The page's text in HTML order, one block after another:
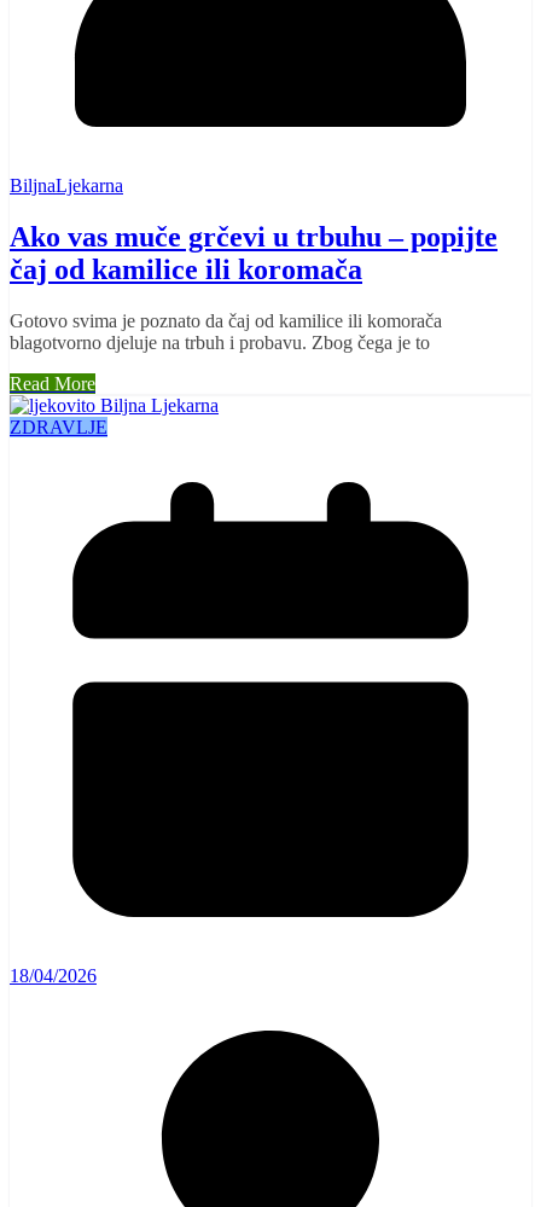
BiljnaLjekarna
Ako vas muče grčevi u trbuhu – popijte
čaj od kamilice ili koromača
Gotovo svima je poznato da čaj od kamilice ili komorača
blagotvorno djeluje na trbuh i probavu. Zbog čega je to
Read More
ZDRAVLJE
18/04/2026